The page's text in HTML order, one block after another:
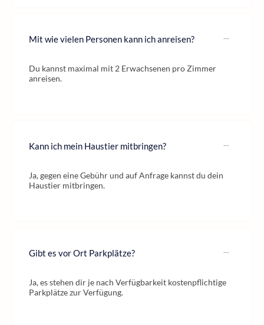
Mit wie vielen Personen kann ich anreisen?
Du kannst maximal mit 2 Erwachsenen pro Zimmer
anreisen.
Kann ich mein Haustier mitbringen?
Ja, gegen eine Gebühr und auf Anfrage kannst du dein
Haustier mitbringen.
Gibt es vor Ort Parkplätze?
Ja, es stehen dir je nach Verfügbarkeit kostenpflichtige
Parkplätze zur Verfügung.